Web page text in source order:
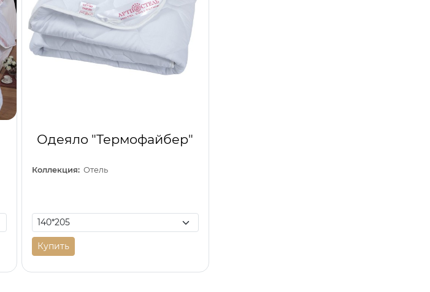
Одеяло "Термофайбер"
Коллекция: Отель
Купить